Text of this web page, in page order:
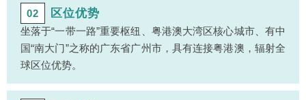
02 区位优势
坐落于“一带一路”重要枢纽、粤港澳大湾区核心城市、有中
国“南大门”之称的广东省广州市，具有连接粤港澳，辐射全
球区位优势。